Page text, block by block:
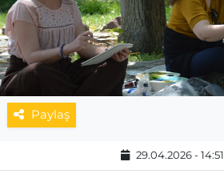
Paylaş
29.04.2026 - 14:51
ESKİŞEHİRSPOR